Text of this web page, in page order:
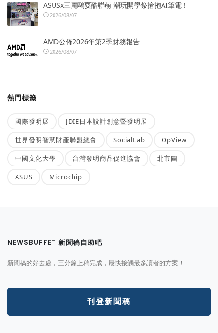
ASUSx三麗鷗耍酷聯萌 潮玩開學祭搶抱AI筆電！
2026/08/07
AMD公佈2026年第2季財務報告
2026/08/07
熱門標籤
國際發明展 JDIE日本設計創意暨發明展
世界發明智慧財產聯盟總會 SocialLab OpView
中國文化大學 台灣發明商品促進協會 北市圖
ASUS Microchip
NEWSBUFFET 新聞稿自助吧
新聞稿的好去處，三分鐘上稿完成，最快接觸最多讀者的方案！
刊登新聞稿